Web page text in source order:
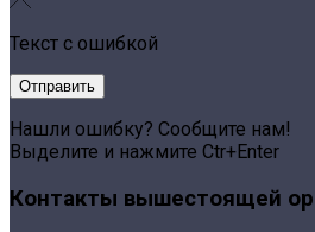
Текст с ошибкой
Нашли ошибку? Сообщите нам!
Выделите и нажмите Ctr+Enter
Контакты вышестоящей